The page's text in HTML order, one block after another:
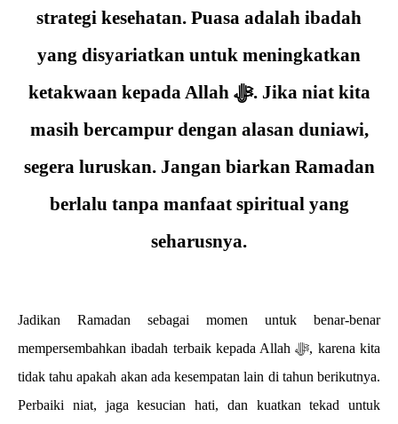
strategi kesehatan. Puasa adalah ibadah
yang disyariatkan untuk meningkatkan
ketakwaan kepada Allah ﷻ. Jika niat kita
masih bercampur dengan alasan duniawi,
segera luruskan. Jangan biarkan Ramadan
berlalu tanpa manfaat spiritual yang
seharusnya.
Jadikan Ramadan sebagai momen untuk benar-benar
mempersembahkan ibadah terbaik kepada Allah ﷻ, karena kita
tidak tahu apakah akan ada kesempatan lain di tahun berikutnya.
Perbaiki niat, jaga kesucian hati, dan kuatkan tekad untuk